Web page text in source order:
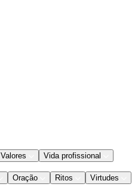
Valores Vida profissional
Oração Ritos Virtudes